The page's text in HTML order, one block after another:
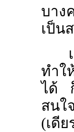
บาง
เป็น
ทำใ
ได้
สน
(เดี